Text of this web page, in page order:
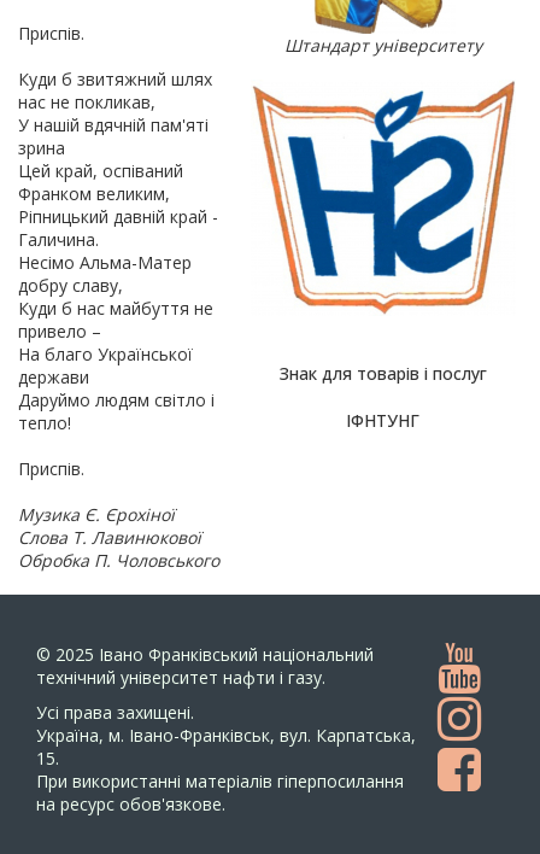
Приспів.
Куди б звитяжний шлях
нас не покликав,
У нашій вдячній пам'яті
зрина
Цей край, оспіваний
Франком великим,
Ріпницький давній край -
Галичина.
Несімо Альма-Матер
добру славу,
Куди б нас майбуття не
привело –
На благо Української
держави
Даруймо людям світло і
тепло!
Приспів.
Музика Є. Єрохіної
Слова Т. Лавинюкової
Обробка П. Чоловського
Штандарт університету
Знак для товарів і послуг
ІФНТУНГ
© 2025 Івано Франківський національний
технічний університет нафти і газу.
Усi права захищенi.
Україна, м. Івано-Франківськ, вул. Карпатська,
15.
При використанні матеріалів гіперпосилання
на ресурс обов'язкове.